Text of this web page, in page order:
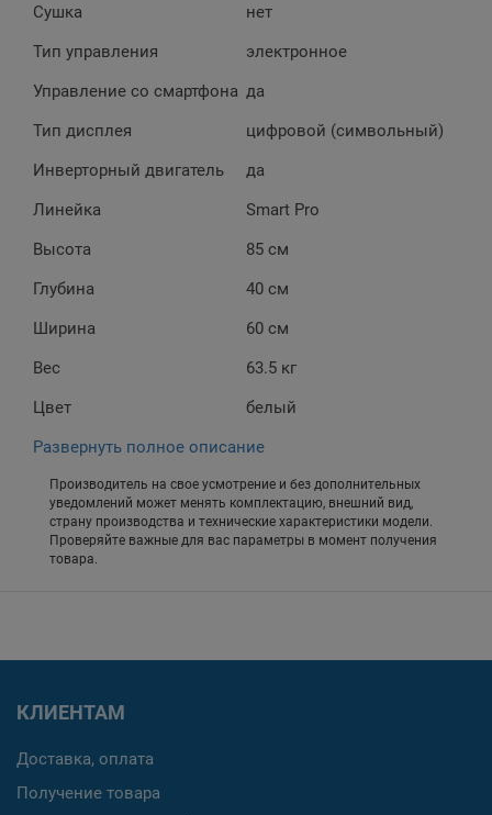
Сушка
нет
Тип управления
электронное
Управление со смартфона да
Тип дисплея
цифровой (символьный)
Инверторный двигатель
да
Линейка
Smart Pro
Высота
85 см
Глубина
40 см
Ширина
60 см
Вес
63.5 кг
Цвет
белый
Развернуть полное описание
Производитель на свое усмотрение и без дополнительных
уведомлений может менять комплектацию, внешний вид,
страну производства и технические характеристики модели.
Проверяйте важные для вас параметры в момент получения
товара.
КЛИЕНТАМ
Доставка, оплата
Получение товара